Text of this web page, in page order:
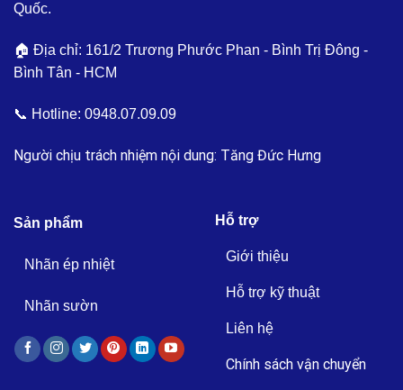
Quốc.
🏠 Địa chỉ: 161/2 Trương Phước Phan - Bình Trị Đông -
Bình Tân - HCM
📞 Hotline: 0948.07.09.09
Người chịu trách nhiệm nội dung: Tăng Đức Hưng
Sản phẩm
Nhãn ép nhiệt
Nhãn sườn
Hỗ trợ
Giới thiệu
Hỗ trợ kỹ thuật
Liên hệ
Chính sách vận chuyển